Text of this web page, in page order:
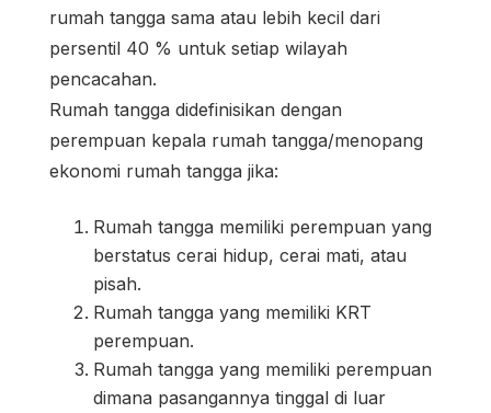
rumah tangga sama atau lebih kecil dari
persentil 40 % untuk setiap wilayah
pencacahan.
Rumah tangga didefinisikan dengan
perempuan kepala rumah tangga/menopang
ekonomi rumah tangga jika:
Rumah tangga memiliki perempuan yang
berstatus cerai hidup, cerai mati, atau
pisah.
Rumah tangga yang memiliki KRT
perempuan.
Rumah tangga yang memiliki perempuan
dimana pasangannya tinggal di luar